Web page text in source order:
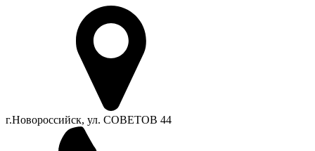
г.Новороссийск, ул. СОВЕТОВ 44